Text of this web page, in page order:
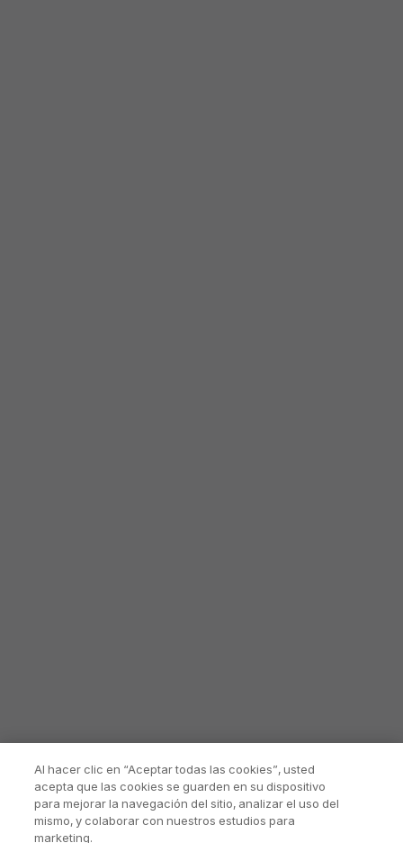
Al hacer clic en “Aceptar todas las cookies”, usted
acepta que las cookies se guarden en su dispositivo
para mejorar la navegación del sitio, analizar el uso del
mismo, y colaborar con nuestros estudios para
marketing.